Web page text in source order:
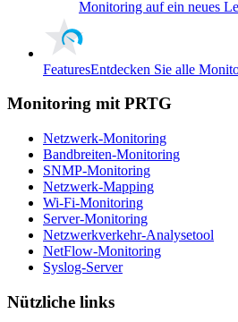
Monitoring auf ein neues
FeaturesEntdecken Sie alle
Monitoring mit PRTG
Netzwerk-Monitoring
Bandbreiten-Monitoring
SNMP-Monitoring
Netzwerk-Mapping
Wi-Fi-Monitoring
Server-Monitoring
Netzwerkverkehr-Analysetool
NetFlow-Monitoring
Syslog-Server
Nützliche links